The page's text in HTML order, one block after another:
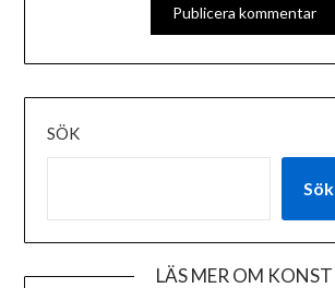
SÖK
Sök
LÄS MER OM KONST